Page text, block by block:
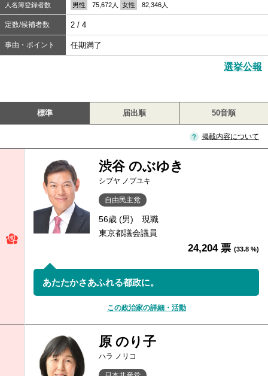
人名簿登録者数
男性
75,672人 女性 82,346人
定数/候補者数 2 / 4
事由・ポイント 任期満了
選挙公報
標準 届出順 50音順
掲載内容について
渋谷 のぶゆき
シブヤ ノブユキ
自由民主党
56歳 (男)
現職
東京都議会議員
24,204 票 (33.8 %)
あたたかさあふれる都政に。
この政治家の詳細・活動
原 のり子
ハラ ノリコ